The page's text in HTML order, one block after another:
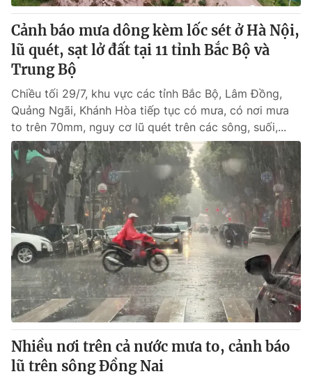
Cảnh báo mưa dông kèm lốc sét ở Hà Nội,
lũ quét, sạt lở đất tại 11 tỉnh Bắc Bộ và
Trung Bộ
Chiều tối 29/7, khu vực các tỉnh Bắc Bộ, Lâm Đồng,
Quảng Ngãi, Khánh Hòa tiếp tục có mưa, có nơi mưa
to trên 70mm, nguy cơ lũ quét trên các sông, suối,...
Nhiều nơi trên cả nước mưa to, cảnh báo
lũ trên sông Đồng Nai